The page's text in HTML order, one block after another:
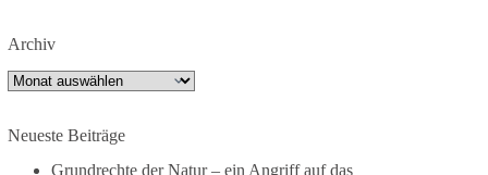
2 Tage(n) zuvor
Archiv
Archiv
Neueste Beiträge
Grundrechte der Natur – ein Angriff auf das